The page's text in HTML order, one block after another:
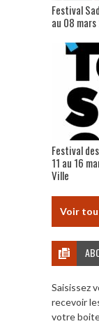
Festival
au 08
Festival
11 au 16
Ville
Voir
Saisissez
recevoir
votre